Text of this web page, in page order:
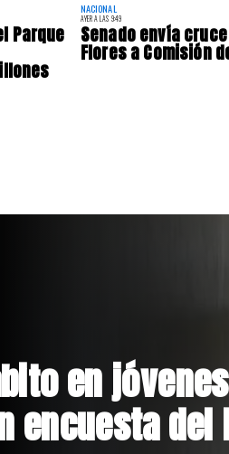
Parque
NACIONAL
AYER A LAS 9:49
Senado envía
Flores a Comisión
del
con